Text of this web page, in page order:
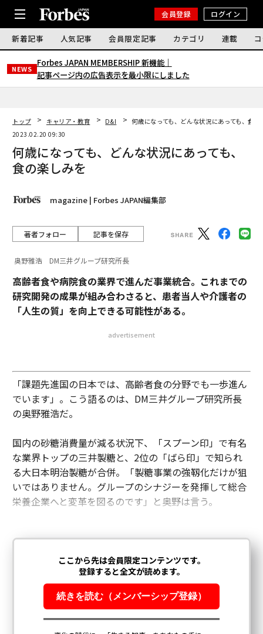
会員登録 ログイン
新着記事 人気記事 会員限定記事 カテゴリ 連載
NEWS
Forbes JAPAN MEMBERSHIP 新機能｜
記事ページ内の広告表示を最小限にしました
トップ キャリア・教育 D&I
何歳になっても、どんな状況にあっても、食の
2023.02.20 09:30
何歳になっても、どんな状況にあっても、
食の楽しみを
magazine | Forbes JAPAN編集部
著者フォロー 記事を保存
奥野雅浩 DM三井グループ研究所長
高齢者食や病院食の業界で進んだ事業統合。これまでの
研究開発の成果が組み合わさると、患者当人や介護者の
「人生の質」を向上できる可能性がある。
advertisement
「課題先進国の日本では、高齢者食の分野でも一歩進ん
でいます」。こう語るのは、DM三井グループ研究所長
の奥野雅浩だ。
国内の砂糖消費量が減る状況下、「スプーン印」で有名
な業界トップの三井製糖と、2位の「ばら印」で知られ
る大日本明治製糖が合併。「製糖事業の強靱化だけが狙
いではありません。グループのシナジーを発揮して総合
栄養企業へと変革を図るのです」と奥野は言う。